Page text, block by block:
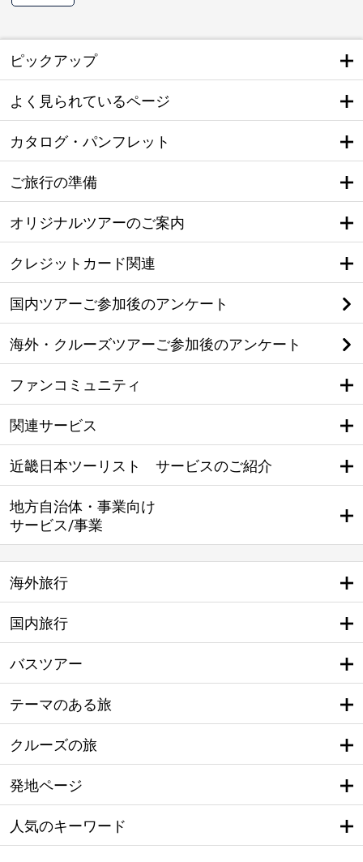
ピックアップ
よく見られているページ
カタログ・パンフレット
ご旅行の準備
オリジナルツアーのご案内
クレジットカード関連
国内ツアーご参加後のアンケート
海外・クルーズツアーご参加後のアンケート
ファンコミュニティ
関連サービス
近畿日本ツーリスト サービスのご紹介
地方自治体・事業向け
サービス/事業
海外旅行
国内旅行
バスツアー
テーマのある旅
クルーズの旅
発地ページ
人気のキーワード